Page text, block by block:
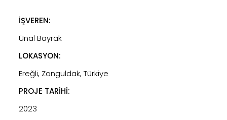
İŞVEREN:
Ünal Bayrak
LOKASYON:
Ereğli, Zonguldak, Türkiye
PROJE TARİHİ:
2023